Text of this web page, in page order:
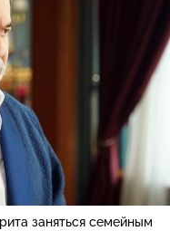
заняться семейным